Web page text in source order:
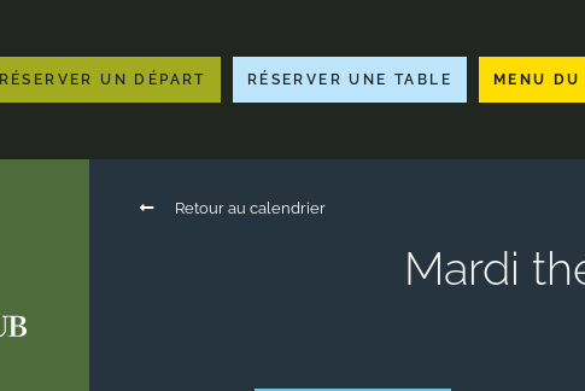
RÉSERVER UN DÉPART RÉSERVER UNE TABLE MENU DU
Retour au calendrier
Mardi